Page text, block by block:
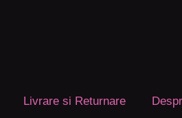
Livrare si Returnare